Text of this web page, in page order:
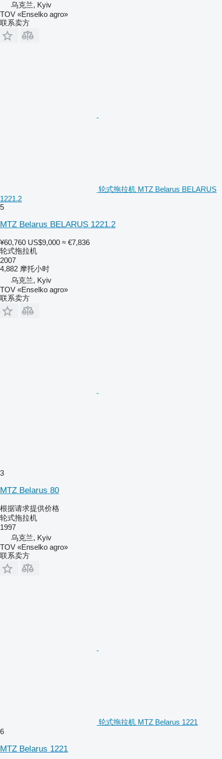
乌克兰, Kyiv
TOV «Enselko agro»
联系卖方
轮式拖拉机 MTZ Belarus BELARUS
1221.2
5
MTZ Belarus BELARUS 1221.2
¥60,760 US$9,000 ≈ €7,836
轮式拖拉机
2007
4,882 摩托小时
乌克兰, Kyiv
TOV «Enselko agro»
联系卖方
3
MTZ Belarus 80
根据请求提供价格
轮式拖拉机
1997
乌克兰, Kyiv
TOV «Enselko agro»
联系卖方
轮式拖拉机 MTZ Belarus 1221
6
MTZ Belarus 1221